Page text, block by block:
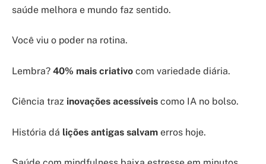
saúde melhora e mundo faz sentido.
Você viu o poder na rotina.
Lembra? 40% mais criativo com variedade diária.
Ciência traz inovações acessíveis como IA no bolso.
História dá lições antigas salvam erros hoje.